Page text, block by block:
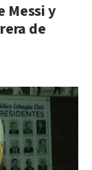
Messi y
de